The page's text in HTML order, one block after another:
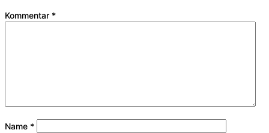
Kommentar *
Name *